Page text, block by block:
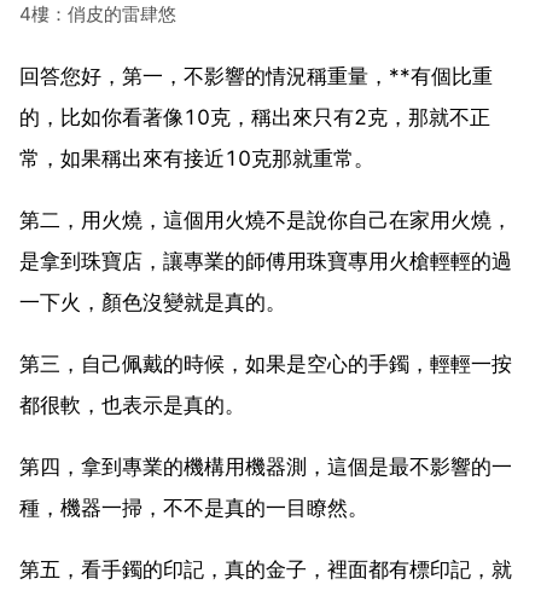
4樓：俏皮的雷肆悠
回答您好，第一，不影響的情況稱重量，**有個比重
的，比如你看著像10克，稱出來只有2克，那就不正
常，如果稱出來有接近10克那就重常。
第二，用火燒，這個用火燒不是說你自己在家用火燒，
是拿到珠寶店，讓專業的師傅用珠寶專用火槍輕輕的過
一下火，顏色沒變就是真的。
第三，自己佩戴的時候，如果是空心的手鐲，輕輕一按
都很軟，也表示是真的。
第四，拿到專業的機構用機器測，這個是最不影響的一
種，機器一掃，不不是真的一目瞭然。
第五，看手鐲的印記，真的金子，裡面都有標印記，就